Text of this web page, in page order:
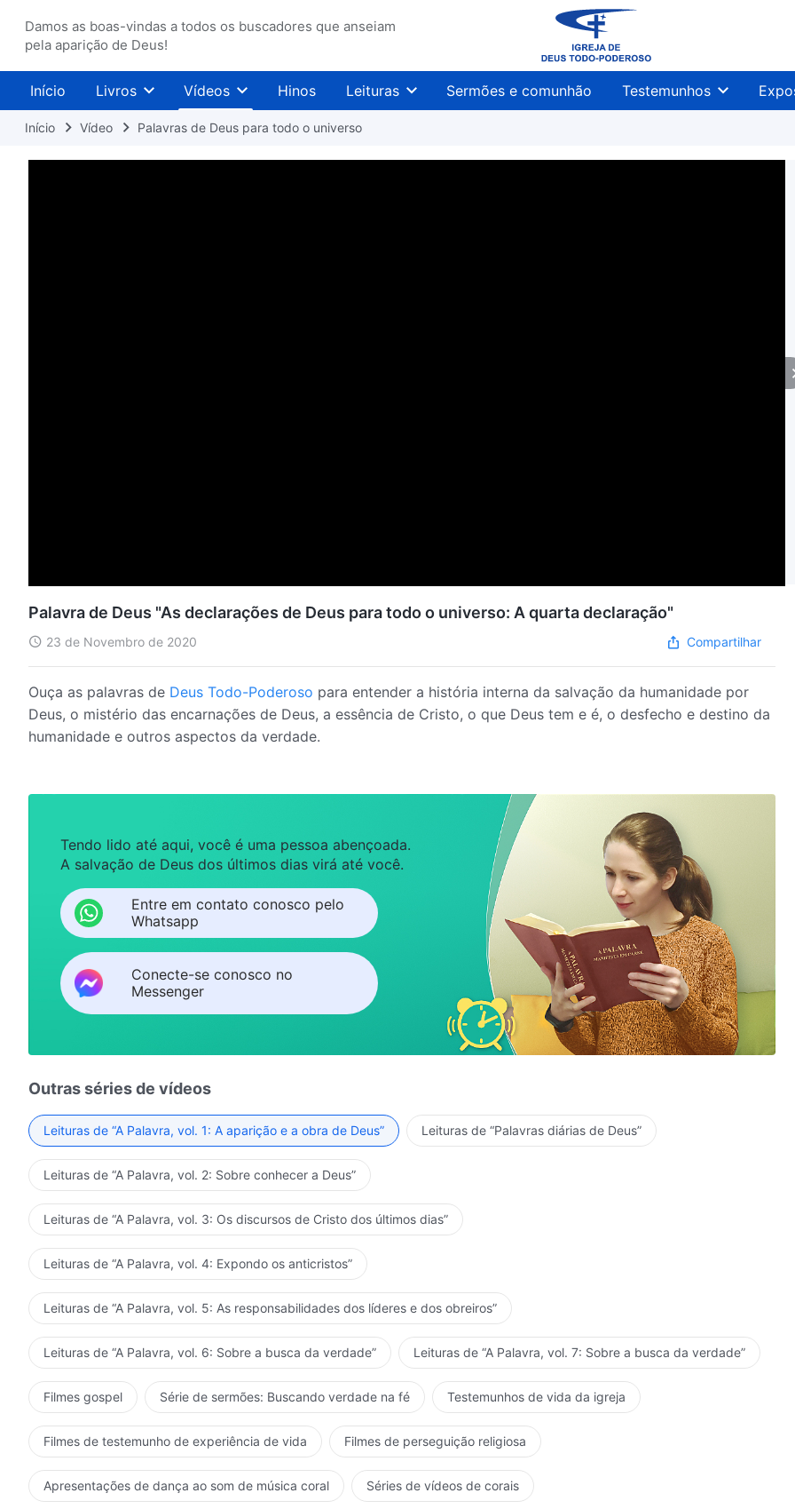
Damos as boas-vindas a todos os buscadores que anseiam
pela aparição de Deus!
Início Livros Vídeos Hinos Leituras Sermões e comunhão Testemunhos
Início Vídeo Palavras de Deus para todo o universo
Palavra de Deus "As declarações de Deus para todo o universo: A quarta declaração"
23 de Novembro de 2020 Compartilhar
Ouça as palavras de Deus Todo-Poderoso para entender a história interna da salvação da humanidade por
Deus, o mistério das encarnações de Deus, a essência de Cristo, o que Deus tem e é, o desfecho e destino da
humanidade e outros aspectos da verdade.
Tendo lido até aqui, você é uma pessoa abençoada.
A salvação de Deus dos últimos dias virá até você.
Entre em contato conosco pelo
Whatsapp
Conecte-se conosco no
Messenger
Outras séries de vídeos
Leituras de “A Palavra, vol. 1: A aparição e a obra de Deus” Leituras de “Palavras diárias de Deus”
Leituras de “A Palavra, vol. 2: Sobre conhecer a Deus”
Leituras de “A Palavra, vol. 3: Os discursos de Cristo dos últimos dias”
Leituras de “A Palavra, vol. 4: Expondo os anticristos”
Leituras de “A Palavra, vol. 5: As responsabilidades dos líderes e dos obreiros”
Leituras de “A Palavra, vol. 6: Sobre a busca da verdade” Leituras de “A Palavra, vol. 7: Sobre a busca da verdade”
Filmes gospel Série de sermões: Buscando verdade na fé Testemunhos de vida da igreja
Filmes de testemunho de experiência de vida Filmes de perseguição religiosa
Apresentações de dança ao som de música coral Séries de vídeos de corais